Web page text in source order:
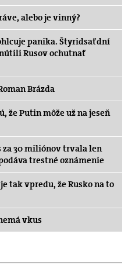
alebo je vinný?
panika. Štyridsať dní
Rusov ochutnať
Brázda
že Putin môže už na jeseň
za 30 miliónov trvala len
trestné oznámenie
tak vpredu, že Rusko na to
vkus